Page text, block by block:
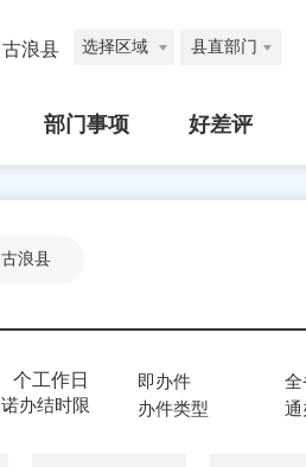
古浪县 选择区域 县直部门
部门事项 好差评
古浪县
个工作日
办结时限
即办件
办件类型
全
通